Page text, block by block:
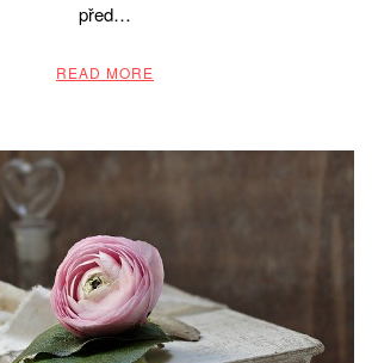
před…
READ MORE